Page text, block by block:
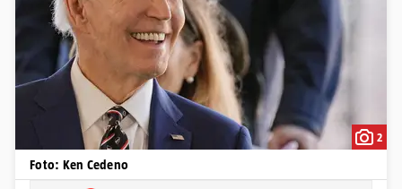
2
Foto: Ken Cedeno